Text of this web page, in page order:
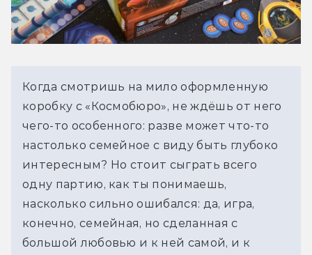
Когда смотришь на мило оформленную
коробку с «Космобюро», не ждёшь от него
чего-то особенного: разве может что-то
настолько семейное с виду быть глубоко
интересным? Но стоит сыграть всего
одну партию, как ты понимаешь,
насколько сильно ошибался: да, игра,
конечно, семейная, но сделанная с
большой любовью и к ней самой, и к